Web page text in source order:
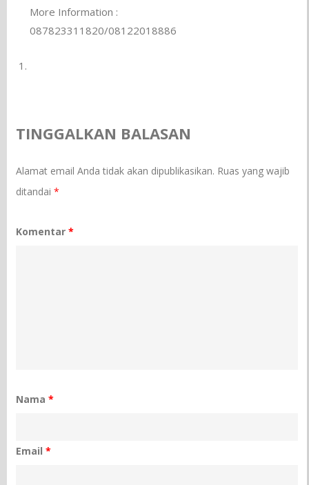
More Information :
087823311820/08122018886
TINGGALKAN BALASAN
Alamat email Anda tidak akan dipublikasikan. Ruas yang wajib
ditandai*
Komentar*
Nama*
Email*